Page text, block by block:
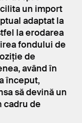
un import
adaptat la
la erodarea
fondului de
de
având în
început,
să devină un
cadru de